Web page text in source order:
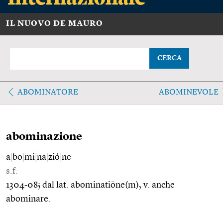
IL NUOVO DE MAURO
CERCA
ABOMINATORE ABOMINEVOLE
abominazione
a bo mi na zió ne
s.f.
1304-08; dal lat. abominatiōne(m), v. anche
abominare.